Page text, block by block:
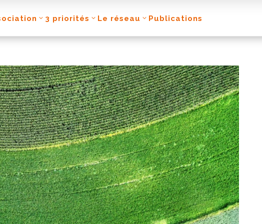
3 priorités Le réseau Publications